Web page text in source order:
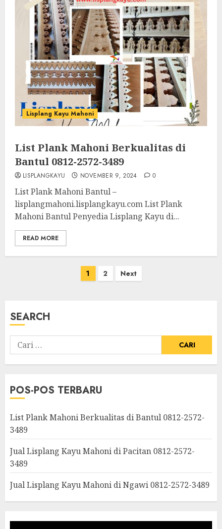
Lisplang Kayu Mahoni
List Plank Mahoni Berkualitas di
Bantul 0812-2572-3489
LISPLANGKAYU NOVEMBER 9, 2024 0
List Plank Mahoni Bantul –
lisplangmahoni.lisplangkayu.com List Plank
Mahoni Bantul Penyedia Lisplang Kayu di...
READ MORE
1 2 Next
SEARCH
POS-POS TERBARU
List Plank Mahoni Berkualitas di Bantul 0812-2572-
3489
Jual Lisplang Kayu Mahoni di Pacitan 0812-2572-
3489
Jual Lisplang Kayu Mahoni di Ngawi 0812-2572-3489